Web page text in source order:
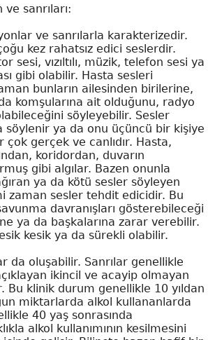
sanrıları:
ve sanrılarla karakterizedir.
kez rahatsız edici seslerdir.
sesi, vızıltılı, müzik, telefon sesi ya
gibi olabilir. Hasta sesleri
bunların ailesinden birilerine,
komşularına ait olduğunu, radyo
söyleyebilir. Sesler
söylenir ya da onu üçüncü bir kişiye
çok gerçek ve canlıdır. Hasta,
koridordan, duvarın
gibi algılar. Bazen onunla
ya da kötü sesler söyleyen
zaman sesler tehdit edicidir. Bu
davranışları gösterebileceği
ya da başkalarına zarar verebilir.
kesik ya da sürekli olabilir.
da oluşabilir. Sanrılar genellikle
ikincil ve acayip olmayan
Bu klinik durum genellikle 10 yıldan
miktarlarda alkol kullananlarda
40 yaş sonrasında
alkol kullanımının kesilmesini